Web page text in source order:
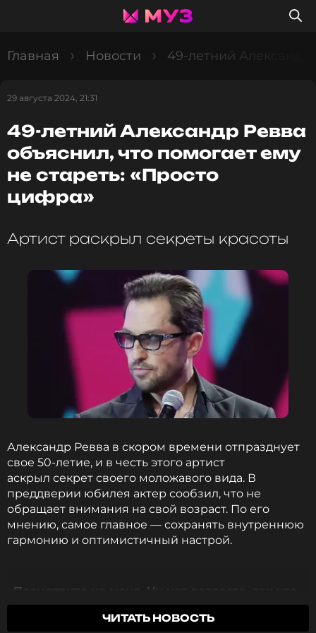
Главная Новости 49-летний Александр
29 августа 2024, 21:31
49-летний Александр Ревва
объяснил, что помогает ему
не стареть: «Просто
цифра»
Артист раскрыл секреты красоты
Александр Ревва в скором времени отпразднует
свое 50-летие, и в честь этого артист
аскрыл секрет своего моложавого вида. В
преддверии юбилея актер сообзил, что не
обращает внимания на свой возраст. По его
мнению, самое главное — сохранять внутреннюю
гармонию и оптимистичный настрой.
«Посмотрите на меня. Ну нет возраста, так что
это просто цифра. Если ты внутри пребываешь
на низких частотах, старение наступает
ЧИТАТЬ НОВОСТЬ